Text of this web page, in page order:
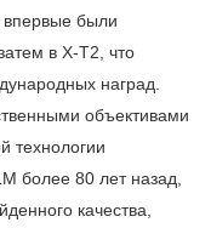
впервые были
в X-T2, что
наград.
объективами
технологии
более 80 лет назад,
качества,